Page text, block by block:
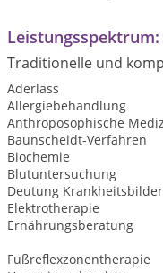
Leistungsspektrum:
Traditionelle und
Aderlass
Allergiebehandlung
Anthroposophische
Baunscheidt-Verfahren
Biochemie
Blutuntersuchung
Deutung Krankheitsbilder
Elektrotherapie
Ernährungsberatung
Fußreflexzonentherapie